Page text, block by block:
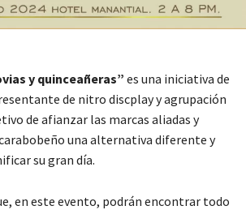
y quinceañeras” es una iniciativa de
de nitro discplay y agrupación
de afianzar las marcas aliadas y
una alternativa diferente y
su gran día.
en este evento, podrán encontrar todo